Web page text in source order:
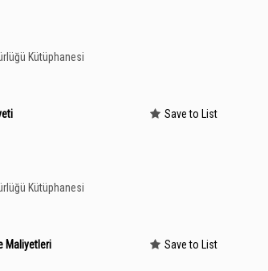
Kütüphanesi
Kütüphanesi
Save to List
Maliyetleri
Save to List